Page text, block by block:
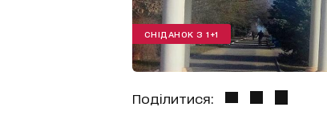
СНІДАНОК З 1+1
Поділитися: